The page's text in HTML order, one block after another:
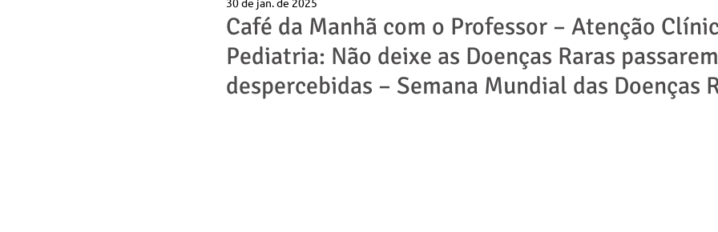
Café da Manhã com o Professor – Atenção
Pediatria: Não deixe as Doenças Raras passarem
despercebidas – Semana Mundial das Doenças